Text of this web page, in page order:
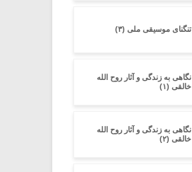
تنگنای موسیقی ملی (۳)
نگاهی به زندگی و آثار روح الله
خالقی (۱)
نگاهی به زندگی و آثار روح الله
خالقی (۲)